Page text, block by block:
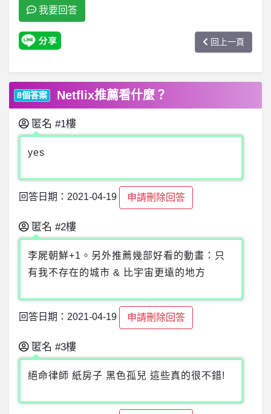
我要回答
回上一頁
8個答案 Netflix推薦看什麼？
匿名 #1樓
yes
回答日期：2021-04-19 申請刪除回答
匿名 #2樓
李屍朝鮮+1。另外推薦幾部好看的動畫：只
有我不存在的城市 & 比宇宙更遠的地方
回答日期：2021-04-19 申請刪除回答
匿名 #3樓
絕命律師 紙房子 黑色孤兒 這些真的很不錯!